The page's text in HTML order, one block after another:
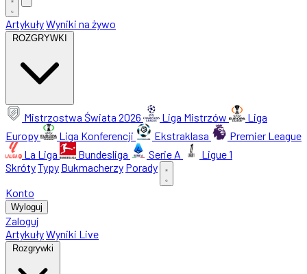
ArtykułyWyniki na żywo
ROZGRYWKI
Mistrzostwa Świata 2026 Liga Mistrzów
Liga
Europy
Liga Konferencji Ekstraklasa
Premier League
La Liga
Bundesliga Serie A
Ligue 1
SkrótyTypy Bukmacherzy Porady
Konto
Wyloguj
Zaloguj
ArtykułyWyniki Live
Rozgrywki